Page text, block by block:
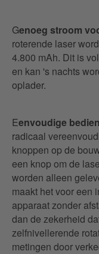
Genoeg stroom
roterende laser
4.800 mAh. Dit is
en kan 's nachts
oplader.
Eenvoudige
radicaal
knoppen op de
een knop om de
worden alleen
maakt het voor een
apparaat zonder
dan de zekerheid
zelfnivellerende
metingen door